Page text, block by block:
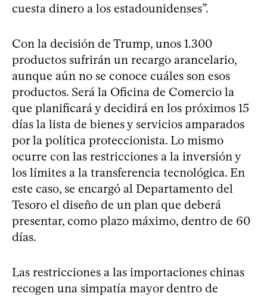
cuesta dinero a los estadounidenses”.
Con la decisión de Trump, unos 1.300
productos sufrirán un recargo arancelario,
aunque aún no se conoce cuáles son esos
productos. Será la Oficina de Comercio la
que planificará y decidirá en los próximos 15
días la lista de bienes y servicios amparados
por la política proteccionista. Lo mismo
ocurre con las restricciones a la inversión y
los límites a la transferencia tecnológica. En
este caso, se encargó al Departamento del
Tesoro el diseño de un plan que deberá
presentar, como plazo máximo, dentro de 60
días.
Las restricciones a las importaciones chinas
recogen una simpatía mayor dentro de